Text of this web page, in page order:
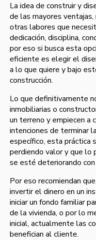
La idea de construir y
de las mayores
otras labores que
dedicación, disciplina,
por eso si busca esta
eficiente es elegir el
a lo que quiere y bajo
construcción.
Lo que definitivamente
inmobiliarias o
un terreno y empiecen a
intenciones de terminar
especí­fico, esta práctica
perdiendo valor y que lo
se esté deteriorando
Por eso recomiendan
invertir el dinero en un
iniciar un fondo familiar
de la vivienda, o por lo
inicial, actualmente las
benefician al cliente.